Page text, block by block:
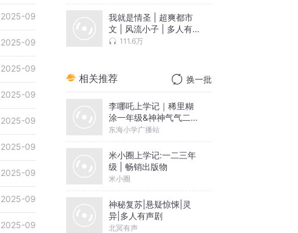
2025-09
2025-09
2025-09
2025-09
2025-09
2025-09
2025-09
2025-09
2025-09
我就是情圣 | 超爽都市
文 | 风流小子 | 多人有
声剧111.6万
相关推荐 换一批
李哪吒上学记｜稀里糊
涂一年级&神神气气二年
级
东海小学广播站
米小圈上学记:一二三年
级 | 畅销出版物
米小圈
神秘复苏|悬疑惊悚|灵
异|多人有声剧
北冥有声